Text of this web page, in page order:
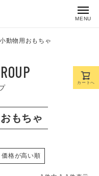
MENU
動物用おもちゃ
もちゃ
価格が高い順
カートへ